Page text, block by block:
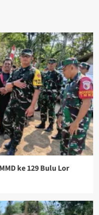
ke 129 Bulu Lor